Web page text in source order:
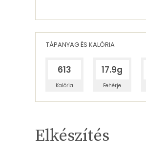
TÁPANYAG ÉS KALÓRIA
613
Kalória
17.9g
Fehérje
TÁPANYAGTARTALOM
Elkészítés